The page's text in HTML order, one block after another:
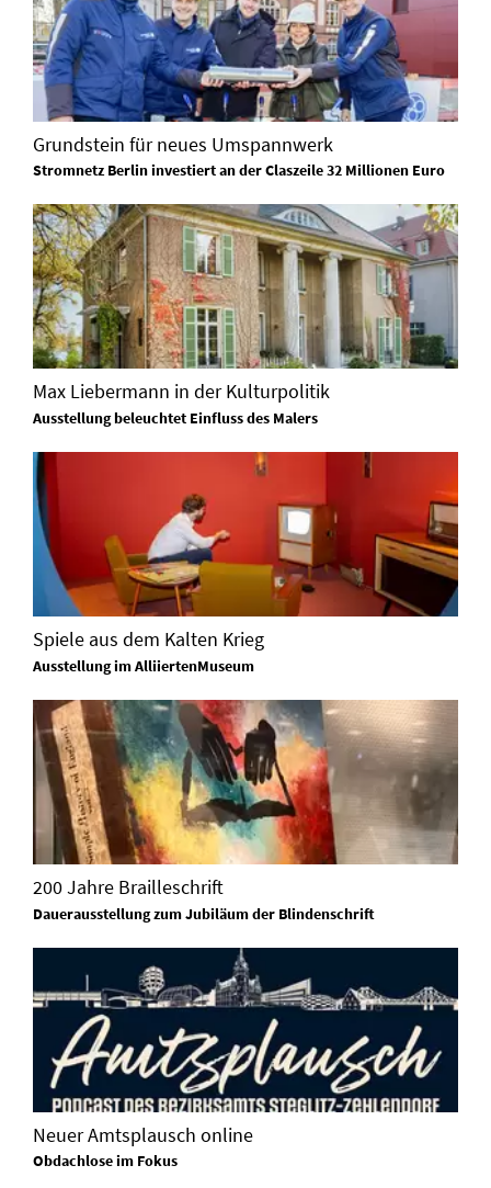
Grundstein für neues Umspannwerk
Stromnetz Berlin investiert an der Claszeile 32 Millionen Euro
Max Liebermann in der Kulturpolitik
Ausstellung beleuchtet Einfluss des Malers
Spiele aus dem Kalten Krieg
Ausstellung im AlliiertenMuseum
200 Jahre Brailleschrift
Dauerausstellung zum Jubiläum der Blindenschrift
Neuer Amtsplausch online
Obdachlose im Fokus